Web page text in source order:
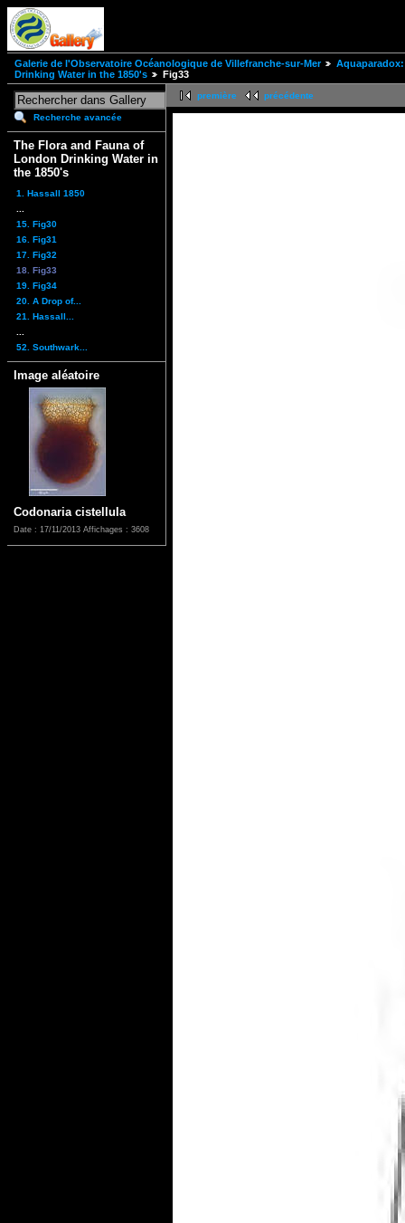
Galerie de l'Observatoire Océanologique de Villefranche-sur-Mer
Drinking Water in the 1850's
Fig33
Recherche avancée
The Flora and Fauna of
London Drinking Water in
the 1850's
1. Hassall 1850
15. Fig30
16. Fig31
17. Fig32
18. Fig33
19. Fig34
20. A Drop of...
21. Hassall...
52. Southwark...
Image aléatoire
Codonaria cistellula
Date : 17/11/2013 Affichages : 3608
première précédente